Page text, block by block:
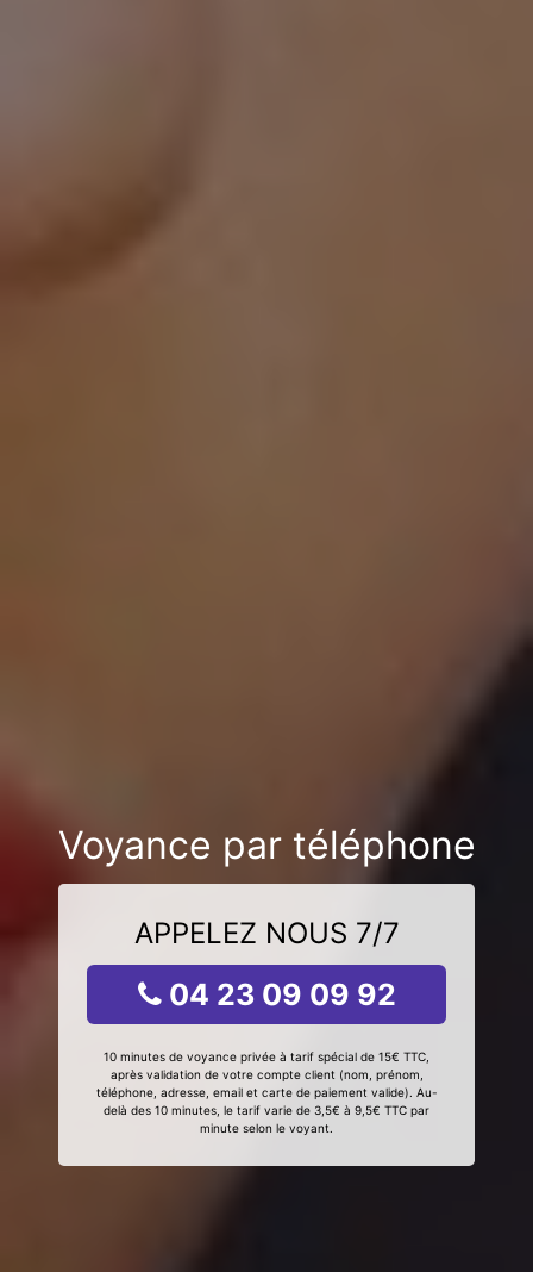
Voyance par téléphone
APPELEZ NOUS 7/7
04 23 09 09 92
10 minutes de voyance privée à tarif spécial de 15€ TTC,
après validation de votre compte client (nom, prénom,
téléphone, adresse, email et carte de paiement valide). Au-
delà des 10 minutes, le tarif varie de 3,5€ à 9,5€ TTC par
minute selon le voyant.